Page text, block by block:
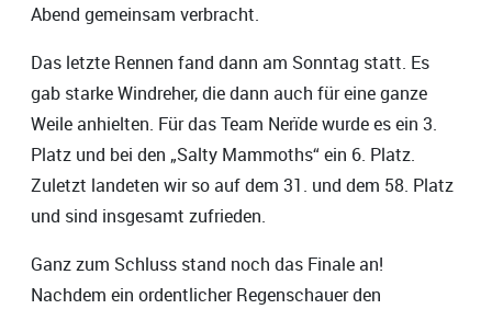
Abend gemeinsam verbracht.
Das letzte Rennen fand dann am Sonntag statt. Es
gab starke Windreher, die dann auch für eine ganze
Weile anhielten. Für das Team Nerïde wurde es ein 3.
Platz und bei den „Salty Mammoths“ ein 6. Platz.
Zuletzt landeten wir so auf dem 31. und dem 58. Platz
und sind insgesamt zufrieden.
Ganz zum Schluss stand noch das Finale an!
Nachdem ein ordentlicher Regenschauer den